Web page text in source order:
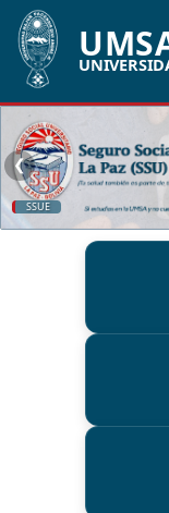
SSUE
❮